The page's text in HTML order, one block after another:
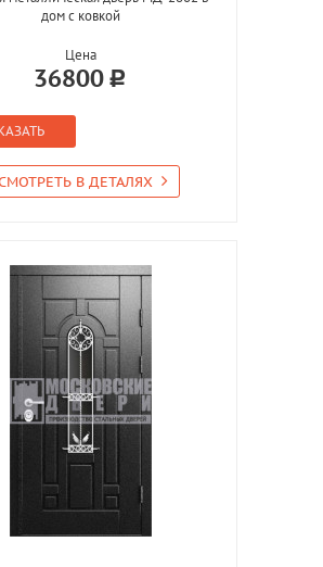
дом с ковкой
Цена
36800
В ДЕТАЛЯХ